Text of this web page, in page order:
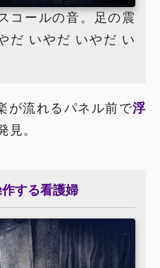
コールの音。足の震
だ いやだ いやだ い
が流れるパネル前で浮
見。
する看護婦